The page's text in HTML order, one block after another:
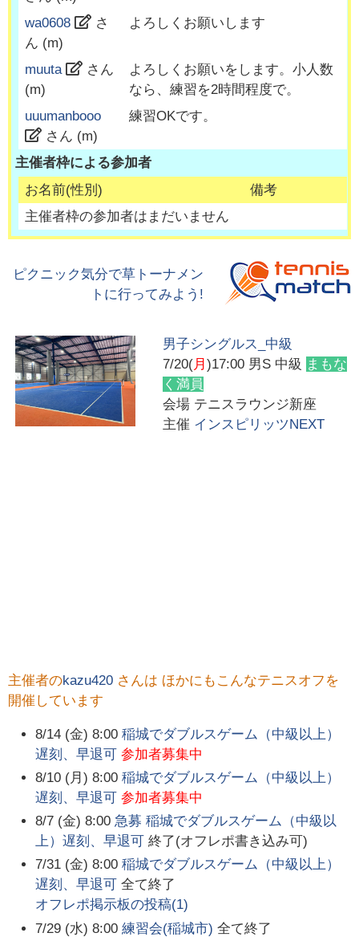
wa0608
さ
ん (m)
よろしくお願いします
muuta
さん
(m)
よろしくお願いをします。小人数
なら、練習を2時間程度で。
uuumanbooo
さん (m)
練習OKです。
主催者枠による参加者
お名前(性別)
備考
主催者枠の参加者はまだいません
ピクニック気分で草トーナメン
トに行ってみよう!
男子シングルス_中級
7/20(月 )17:00 男S 中級 まもな
く満員
会場 テニスラウンジ新座
主催 インスピリッツNEXT
主催者のkazu420 さんは ほかにもこんなテニスオフを
開催しています
8/14 (金) 8:00 稲城でダブルスゲーム（中級以上）
遅刻、早退可 参加者募集中
8/10 (月) 8:00 稲城でダブルスゲーム（中級以上）
遅刻、早退可 参加者募集中
8/7 (金) 8:00 急募 稲城でダブルスゲーム（中級以
上）遅刻、早退可 終了(オフレポ書き込み可)
7/31 (金) 8:00 稲城でダブルスゲーム（中級以上）
遅刻、早退可 全て終了
オフレポ掲示板の投稿(1)
7/29 (水) 8:00 練習会(稲城市) 全て終了